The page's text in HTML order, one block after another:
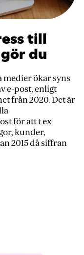
till
du
medier ökar syns
e-post, enligt
från 2020. Det är
för att t ex
kunder,
2015 då siffran